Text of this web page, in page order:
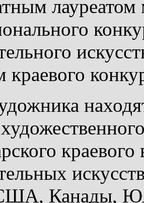
лауреатом
краевого
краевого
Канады,